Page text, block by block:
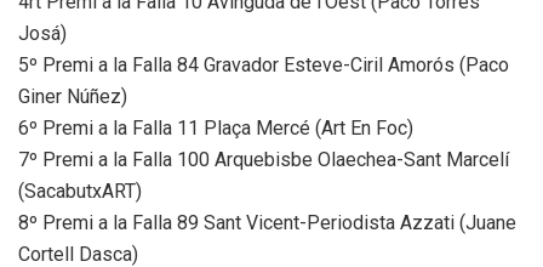
Josá)
5º Premi a la Falla 84 Gravador Esteve-Ciril Amorós (Paco
Giner Núñez)
6º Premi a la Falla 11 Plaça Mercé (Art En Foc)
7º Premi a la Falla 100 Arquebisbe Olaechea-Sant Marcelí
(SacabutxART)
8º Premi a la Falla 89 Sant Vicent-Periodista Azzati (Juane
Cortell Dasca)